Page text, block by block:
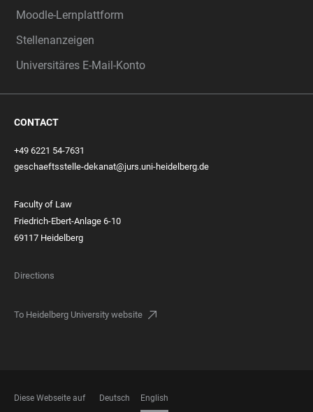
Moodle-Lernplattform
Stellenanzeigen
Universitäres E-Mail-Konto
CONTACT
+49 6221 54-7631
geschaeftsstelle-dekanat@jurs.uni-heidelberg.de
Faculty of Law
Friedrich-Ebert-Anlage 6-10
69117 Heidelberg
Directions
To Heidelberg University website
Diese Webseite auf Deutsch English